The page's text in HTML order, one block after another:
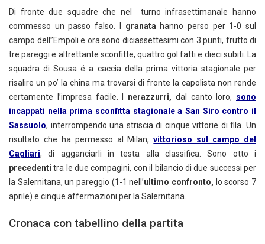
Di fronte due squadre che nel turno infrasettimanale hanno
commesso un passo falso. I granatahanno perso per 1-0 sul
campo dell”Empoli e ora sono diciassettesimi con 3 punti, frutto di
tre pareggi e altrettante sconfitte, quattro gol fatti e dieci subiti. La
squadra di Sousa é a caccia della prima vittoria stagionale per
risalire un po’ la china ma trovarsi di fronte la capolista non rende
certamente l’impresa facile. I nerazzurri, dal canto loro, sono
incappati nella prima sconfitta stagionale a San Siro contro il
Sassuolo, interrompendo una striscia di cinque vittorie di fila. Un
risultato che ha permesso al Milan,vittorioso sul campo del
Cagliari, di agganciarli in testa alla classifica. Sono otto i
precedenti tra le due compagini, con il bilancio di due successi per
la Salernitana, un pareggio (1-1 nell’ultimo confronto, lo scorso 7
aprile) e cinque affermazioni per la Salernitana.
Cronaca con tabellino della partita